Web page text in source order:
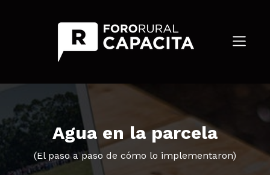
Agua en la parcela
(El paso a paso de cómo lo implementaron)